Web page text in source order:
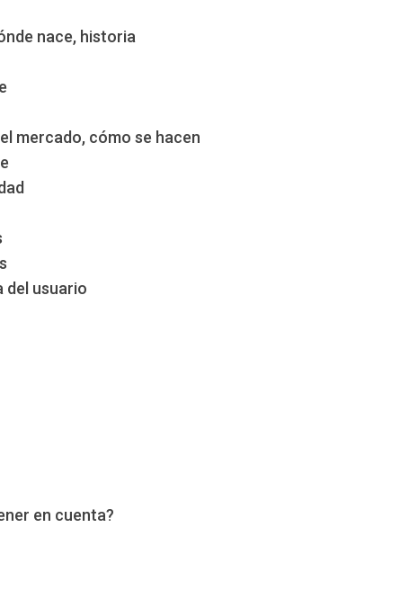
nace, historia
mercado, cómo se hacen
del usuario
en cuenta?